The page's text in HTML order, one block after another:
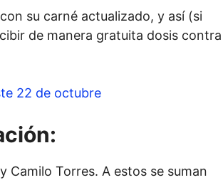
su carné actualizado, y así (si
de manera gratuita dosis contra
22 de octubre
Camilo Torres. A estos se suman